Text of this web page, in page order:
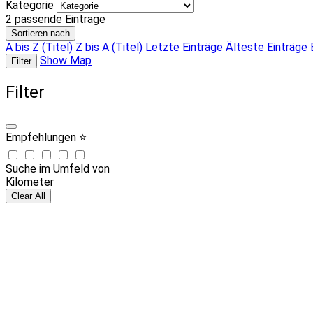
Kategorie
2 passende Einträge
Sortieren nach
A bis Z (Titel) Z bis A (Titel) Letzte Einträge Älteste Einträge
Filter Show Map
Filter
Empfehlungen ⭐
Suche im Umfeld von
Kilometer
Clear All